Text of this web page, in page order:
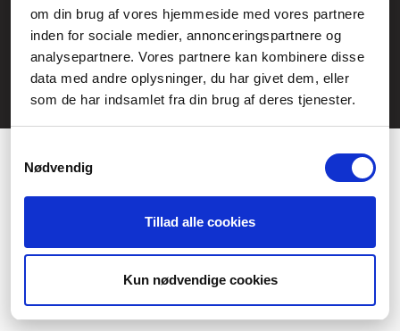
om din brug af vores hjemmeside med vores partnere
inden for sociale medier, annonceringspartnere og
analysepartnere. Vores partnere kan kombinere disse
data med andre oplysninger, du har givet dem, eller
som de har indsamlet fra din brug af deres tjenester.
Nødvendig
Tillad alle cookies
Kun nødvendige cookies
Webbplatskarta
Kundcenter
3 veckors returrätt
Ångra köp
Skapa klagomål
Datasäkerhet/cookies